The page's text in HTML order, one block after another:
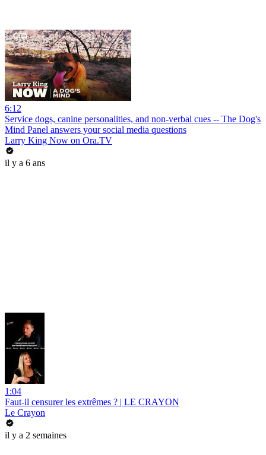
6:12
Service dogs, canine personalities, and non-verbal cues -- The Dog's
Mind Panel answers your social media questions
Larry King Now on Ora.TV
il y a 6 ans
1:04
Faut-il censurer les extrêmes ? | LE CRAYON
Le Crayon
il y a 2 semaines